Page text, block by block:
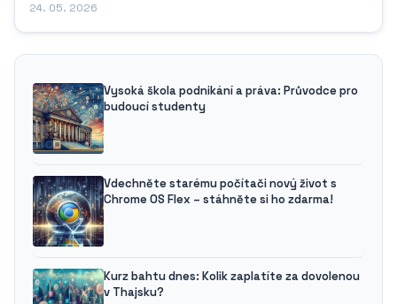
24. 05. 2026
Vysoká škola podnikání a práva: Průvodce pro
budoucí studenty
Vdechněte starému počítači nový život s
Chrome OS Flex – stáhněte si ho zdarma!
Kurz bahtu dnes: Kolik zaplatíte za dovolenou
v Thajsku?